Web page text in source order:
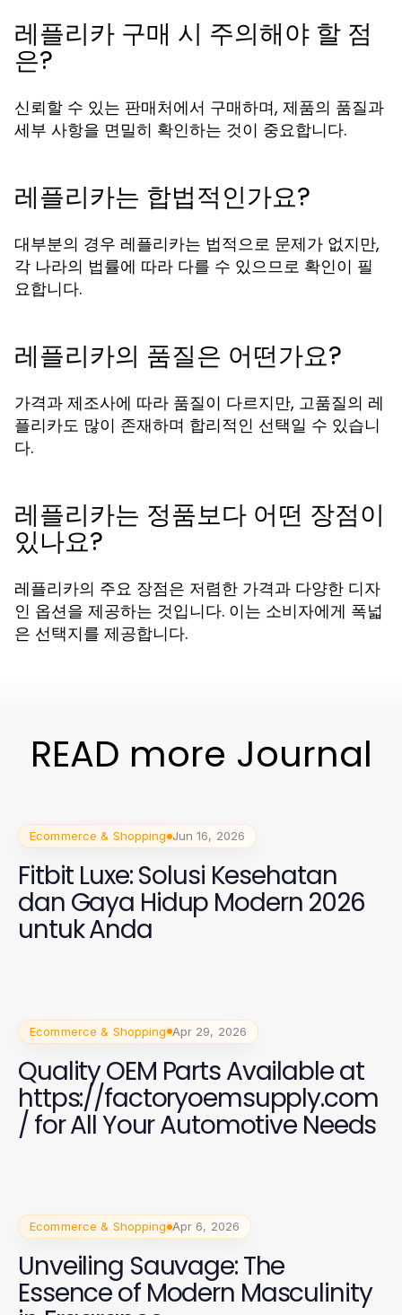
레플리카 구매 시 주의해야 할 점
은?
신뢰할 수 있는 판매처에서 구매하며, 제품의 품질과
세부 사항을 면밀히 확인하는 것이 중요합니다.
레플리카는 합법적인가요?
대부분의 경우 레플리카는 법적으로 문제가 없지만,
각 나라의 법률에 따라 다를 수 있으므로 확인이 필
요합니다.
레플리카의 품질은 어떤가요?
가격과 제조사에 따라 품질이 다르지만, 고품질의 레
플리카도 많이 존재하며 합리적인 선택일 수 있습니
다.
레플리카는 정품보다 어떤 장점이
있나요?
레플리카의 주요 장점은 저렴한 가격과 다양한 디자
인 옵션을 제공하는 것입니다. 이는 소비자에게 폭넓
은 선택지를 제공합니다.
READ more Journal
Ecommerce & Shopping Jun 16, 2026
Fitbit Luxe: Solusi Kesehatan
dan Gaya Hidup Modern 2026
untuk Anda
Ecommerce & Shopping Apr 29, 2026
Quality OEM Parts Available at
https://factoryoemsupply.com
/ for All Your Automotive Needs
Ecommerce & Shopping Apr 6, 2026
Unveiling Sauvage: The
Essence of Modern Masculinity